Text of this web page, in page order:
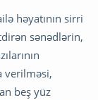
həyatının sirri
sənədlərin,
verilməsi,
beş yüz